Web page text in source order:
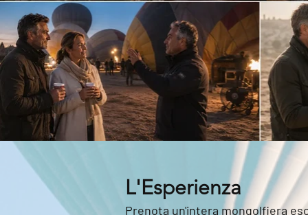
L'Esperienza
Prenota un'intera mongolfiera